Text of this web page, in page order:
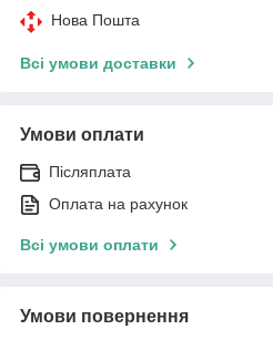
Нова Пошта
Всі умови доставки
Умови оплати
Післяплата
Оплата на рахунок
Всі умови оплати
Умови повернення